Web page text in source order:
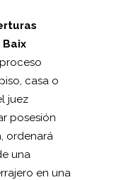
Baix
casa o
juez
posesión
ordenará
una
en una